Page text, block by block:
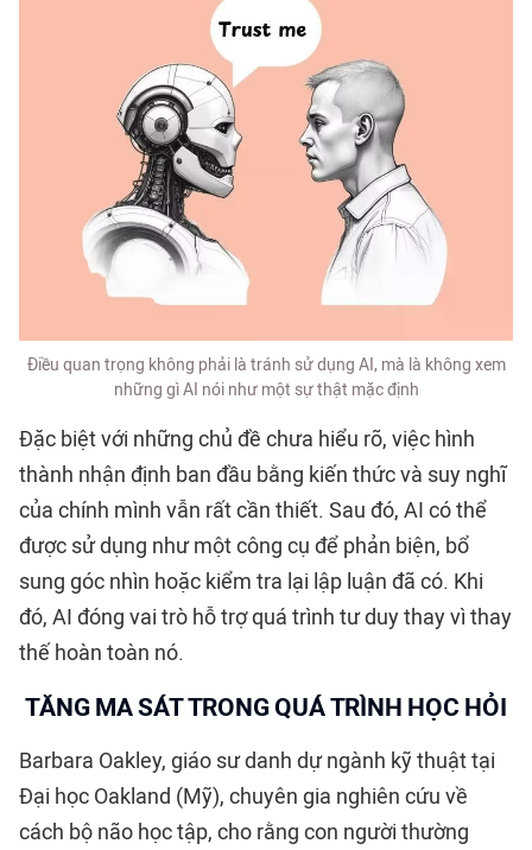
Điều quan trọng không phải là tránh sử dụng AI, mà là không xem
những gì AI nói như một sự thật mặc định
Đặc biệt với những chủ đề chưa hiểu rõ, việc hình
thành nhận định ban đầu bằng kiến thức và suy nghĩ
của chính mình vẫn rất cần thiết. Sau đó, AI có thể
được sử dụng như một công cụ để phản biện, bổ
sung góc nhìn hoặc kiểm tra lại lập luận đã có. Khi
đó, AI đóng vai trò hỗ trợ quá trình tư duy thay vì thay
thế hoàn toàn nó.
TĂNG MA SÁT TRONG QUÁ TRÌNH HỌC HỎI
Barbara Oakley, giáo sư danh dự ngành kỹ thuật tại
Đại học Oakland (Mỹ), chuyên gia nghiên cứu về
cách bộ não học tập, cho rằng con người thường